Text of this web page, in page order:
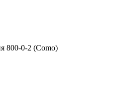
800-0-2 (Como)